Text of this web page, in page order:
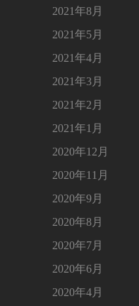
2021年8月
2021年5月
2021年4月
2021年3月
2021年2月
2021年1月
2020年12月
2020年11月
2020年9月
2020年8月
2020年7月
2020年6月
2020年4月